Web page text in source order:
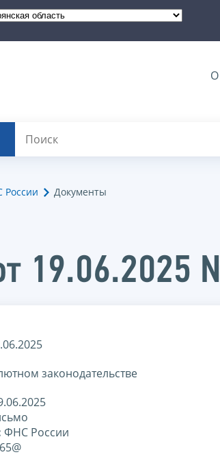
Документы
законодательстве
ФНС России